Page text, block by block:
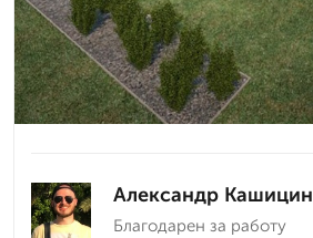
Александр Кашицин
Благодарен за работу